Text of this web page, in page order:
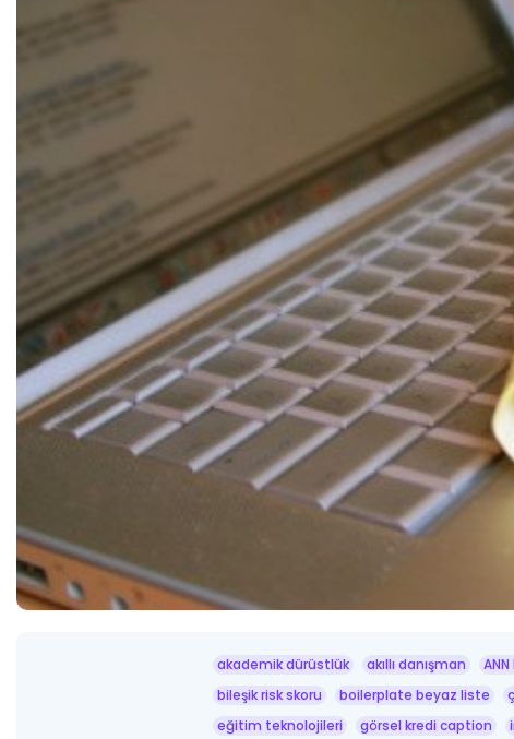
akademik dürüstlük akıllı danışman ANN
bileşik risk skoru
boilerplate beyaz liste
eğitim teknolojileri
görsel kredi caption